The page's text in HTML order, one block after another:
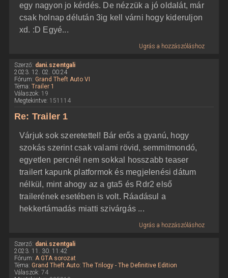
egy nagyon jo kérdés. De nézzük a jó oldalát, már
csak holnap délután 3ig kell várni hogy kideruljon
xd. :D Egyé...
Ugrás a hozzászóláshoz
Szerző: dani.szentgali
2023. 12. 02. 00:24
Fórum: Grand Theft Auto VI
Téma: Trailer 1
Válaszok: 19
Megtekintve: 151114
Re: Trailer 1
Várjuk sok szeretettel! Bár erős a gyanú, hogy
szokás szerint csak valami rövid, semmitmondó,
egyetlen percnél nem sokkal hosszabb teaser
trailert kapunk platformok és megjelenési dátum
nélkül, mint ahogy az a gta5 és Rdr2 első
trailerének esetében is volt. Ráadásul a
hekkertámadás miatti szivárgás ...
Ugrás a hozzászóláshoz
Szerző: dani.szentgali
2023. 11. 30. 11:42
Fórum: A GTA sorozat
Téma: Grand Theft Auto: The Trilogy - The Definitive Edition
Válaszok: 74